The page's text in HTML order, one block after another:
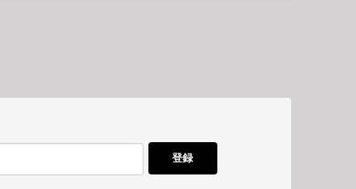
登録